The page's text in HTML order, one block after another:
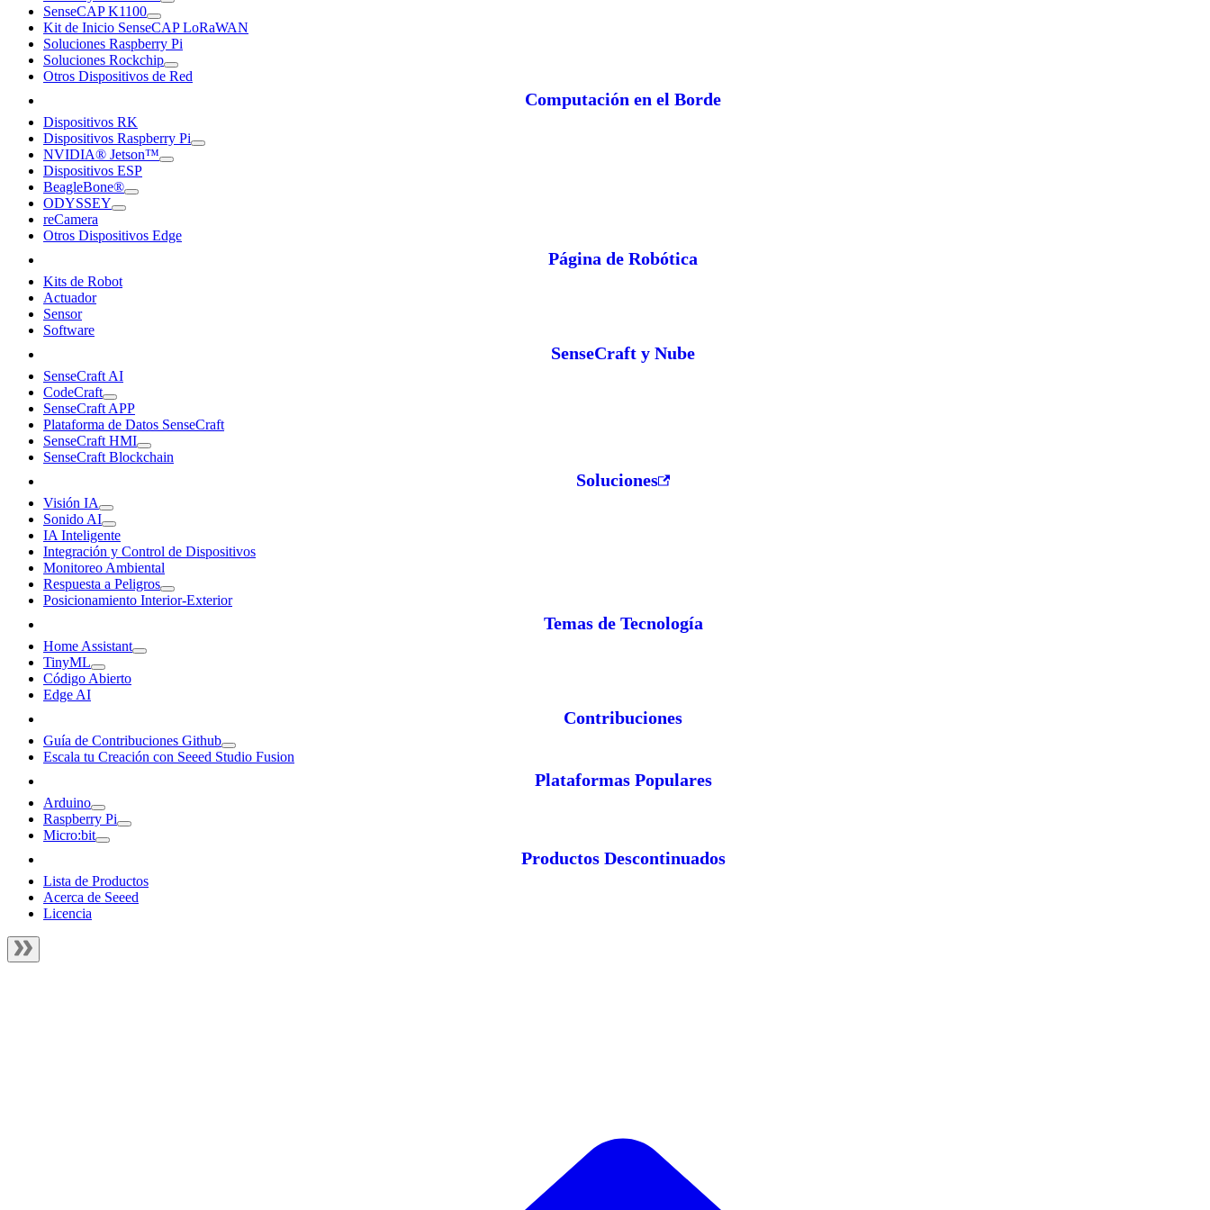
SenseCAP K1100
Kit de Inicio SenseCAP LoRaWAN
Soluciones Raspberry Pi
Soluciones Rockchip
Otros Dispositivos de Red
Computación en el Borde
Dispositivos RK
Dispositivos Raspberry Pi
NVIDIA® Jetson™
Dispositivos ESP
BeagleBone®
ODYSSEY
reCamera
Otros Dispositivos Edge
Página de Robótica
Kits de Robot
Actuador
Sensor
Software
SenseCraft y Nube
SenseCraft AI
CodeCraft
SenseCraft APP
Plataforma de Datos SenseCraft
SenseCraft HMI
SenseCraft Blockchain
Soluciones
Visión IA
Sonido AI
IA Inteligente
Integración y Control de Dispositivos
Monitoreo Ambiental
Respuesta a Peligros
Posicionamiento Interior-Exterior
Temas de Tecnología
Home Assistant
TinyML
Código Abierto
Edge AI
Contribuciones
Guía de Contribuciones Github
Escala tu Creación con Seeed Studio Fusion
Plataformas Populares
Arduino
Raspberry Pi
Micro:bit
Productos Descontinuados
Lista de Productos
Acerca de Seeed
Licencia